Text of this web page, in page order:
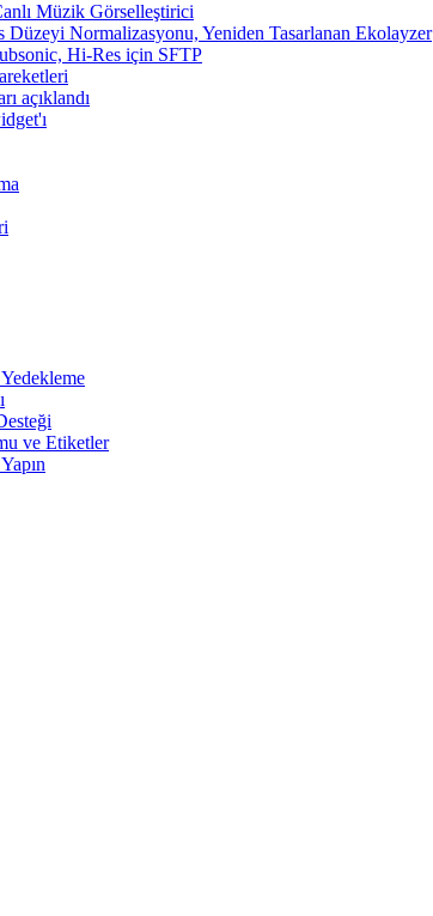
Müzik Görselleştirici
Normalizasyonu, Yeniden Tasarlanan Ekolayzer
Hi-Res için SFTP
açıklandı
ve Etiketler